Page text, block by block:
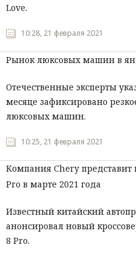
Love.
10:28, 21 февраля 2021
Рынок люксовых машин в
Отечественные эксперты
месяце зафиксировано
люксовых машин.
10:25, 21 февраля 2021
Компания Chery представит
Pro в марте 2021 года
Известный китайский
анонсировал новый
8 Pro.